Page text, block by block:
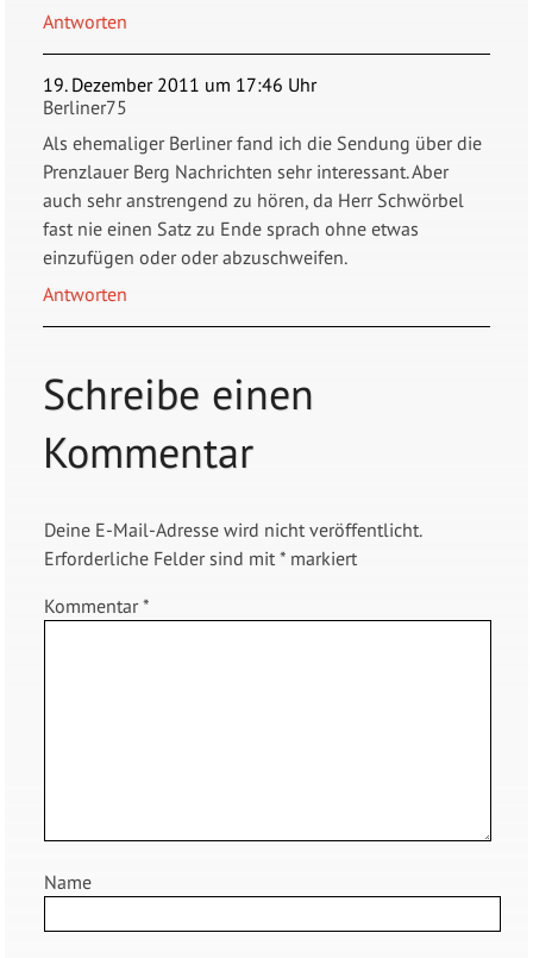
Antworten
19. Dezember 2011 um 17:46 Uhr
Berliner75
Als ehemaliger Berliner fand ich die Sendung über die
Prenzlauer Berg Nachrichten sehr interessant. Aber
auch sehr anstrengend zu hören, da Herr Schwörbel
fast nie einen Satz zu Ende sprach ohne etwas
einzufügen oder oder abzuschweifen.
Antworten
Schreibe einen
Kommentar
Deine E-Mail-Adresse wird nicht veröffentlicht.
Erforderliche Felder sind mit *markiert
Kommentar*
Name